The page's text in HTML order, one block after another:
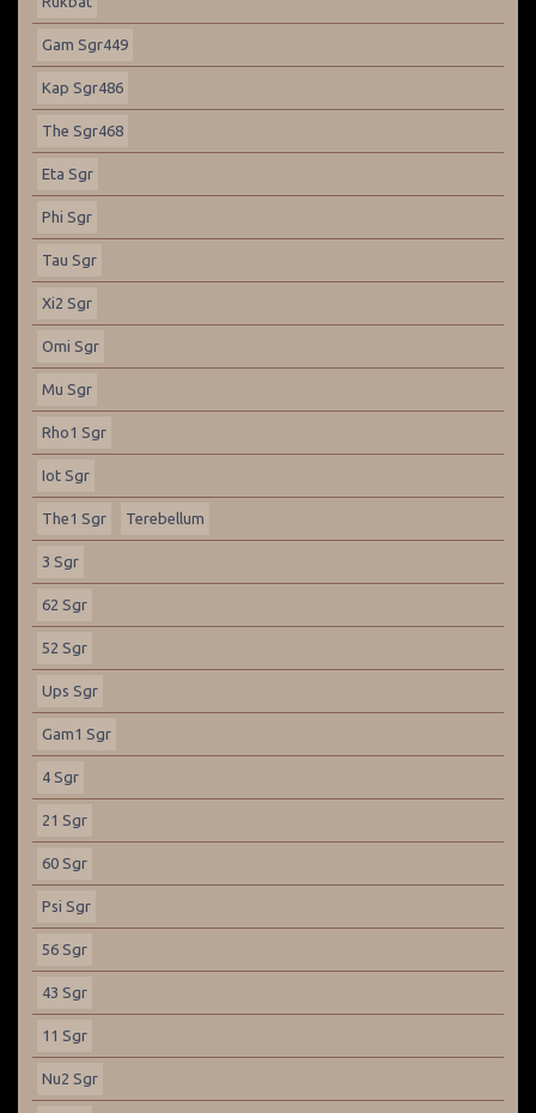
Gam Sgr449
Kap Sgr486
The Sgr468
Eta Sgr
Phi Sgr
Tau Sgr
Xi2 Sgr
Omi Sgr
Mu Sgr
Rho1 Sgr
Iot Sgr
The1 Sgr Terebellum
3 Sgr
62 Sgr
52 Sgr
Ups Sgr
Gam1 Sgr
4 Sgr
21 Sgr
60 Sgr
Psi Sgr
56 Sgr
43 Sgr
11 Sgr
Nu2 Sgr